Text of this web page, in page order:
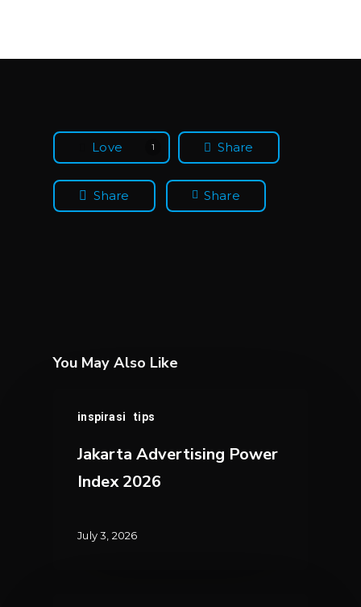
Love 1 Share
Share Share
You May Also Like
inspirasi tips
Advertising
Power
2026
Jakarta Advertising Power
Index 2026
July 3, 2026